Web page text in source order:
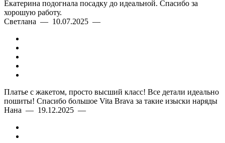
Екатерина подогнала посадку до идеальной. Спасибо за
хорошую работу.
Светлана — 10.07.2025 —
Платье с жакетом, просто высший класс! Все детали идеально
пошиты! Спасибо большое Vita Brava за такие изыски наряды
Нана — 19.12.2025 —